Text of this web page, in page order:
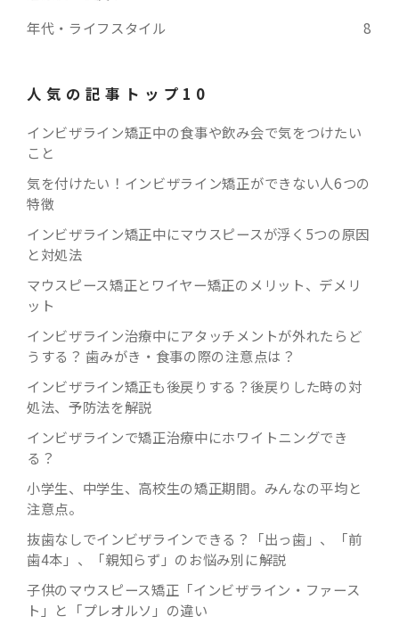
年代・ライフスタイル
8
人気の記事トップ10
インビザライン矯正中の食事や飲み会で気をつけたい
こと
気を付けたい！インビザライン矯正ができない人6つの
特徴
インビザライン矯正中にマウスピースが浮く5つの原因
と対処法
マウスピース矯正とワイヤー矯正のメリット、デメリ
ット
インビザライン治療中にアタッチメントが外れたらど
うする？ 歯みがき・食事の際の注意点は？
インビザライン矯正も後戻りする？後戻りした時の対
処法、予防法を解説
インビザラインで矯正治療中にホワイトニングでき
る？
小学生、中学生、高校生の矯正期間。みんなの平均と
注意点。
抜歯なしでインビザラインできる？「出っ歯」、「前
歯4本」、「親知らず」のお悩み別に解説
子供のマウスピース矯正「インビザライン・ファース
ト」と「プレオルソ」の違い